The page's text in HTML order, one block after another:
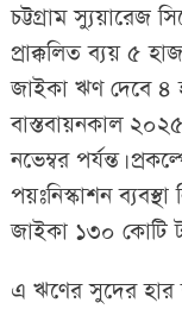
চট্টগ্রাম স্যুয়ারেজ
প্রাক্কলিত ব্যয় ৫
জাইকা ঋণ দেবে ৪
বাস্তবায়নকাল
নভেম্বর পর্যন্ত।
পয়ঃনিস্কাশন ব্যবস্থা
জাইকা ১৩০ কোটি
এ ঋণের সুদের